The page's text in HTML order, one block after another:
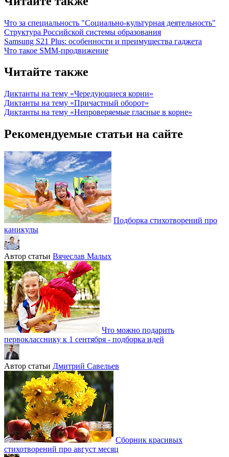
Что за специальность "Социально-культурная деятельность"
Структура Российской системы образования
Samsung S21 Plus: особенности и преимущества гаджета
Что такое SMM-продвижение
Читайте также
Диктанты на тему «Чередующиеся корни»
Диктанты на тему «Причастный оборот»
Диктанты на тему «Непроверяемые гласные в корне»
Рекомендуемые статьи на сайте
Подборка стихотворений про
каникулы
Автор статьи Вячеслав Малых
Что можно подарить
первокласснику к 1 сентября - подборка идей
Автор статьи Дмитрий Савельев
Сборник красивых
стихотворений про август месяц